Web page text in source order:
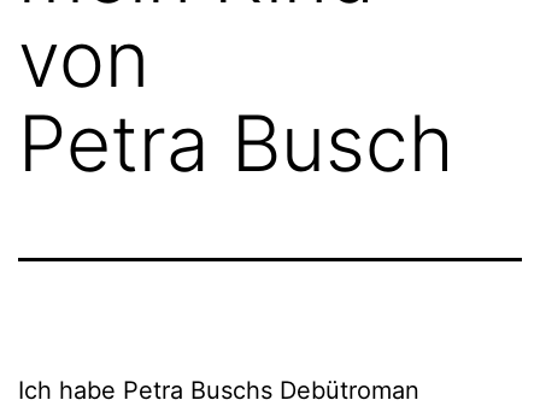
von
Petra Busch
Ich habe Petra Buschs Debütroman